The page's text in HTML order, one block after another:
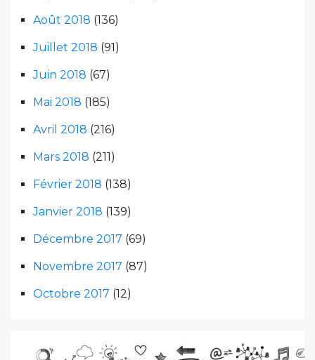
Août 2018 (136)
Juillet 2018 (91)
Juin 2018 (67)
Mai 2018 (185)
Avril 2018 (216)
Mars 2018 (211)
Février 2018 (138)
Janvier 2018 (139)
Décembre 2017 (69)
Novembre 2017 (87)
Octobre 2017 (12)